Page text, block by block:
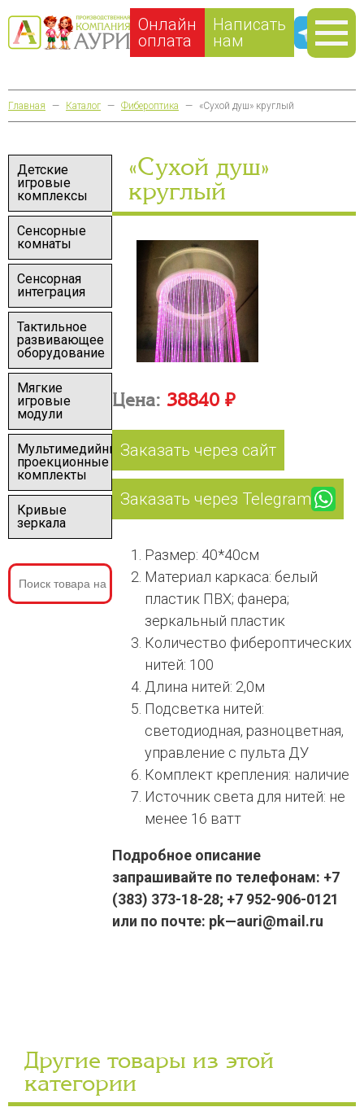
Онлайн
оплата
Написать
нам
Главная — Каталог — Фибероптика — «Сухой душ» круглый
Детские
игровые
комплексы
Сенсорные
комнаты
Сенсорная
интеграция
Тактильное
развивающее
оборудование
Мягкие
игровые
модули
Мультимедийные
проекционные
комплекты
Кривые
зеркала
«Сухой душ»
круглый
Цена: 38840 ₽
Заказать через сайт
Заказать через Telegram
Размер: 40*40см
Материал каркаса: белый
пластик ПВХ; фанера;
зеркальный пластик
Количество фибероптических
нитей: 100
Длина нитей: 2,0м
Подсветка нитей:
светодиодная, разноцветная,
управление с пульта ДУ
Комплект крепления: наличие
Источник света для нитей: не
менее 16 ватт
Подробное описание
запрашивайте по телефонам: +7
(383) 373-18-28; +7 952-906-0121
или по почте: pk—auri@mail.ru
Другие товары из этой
категории